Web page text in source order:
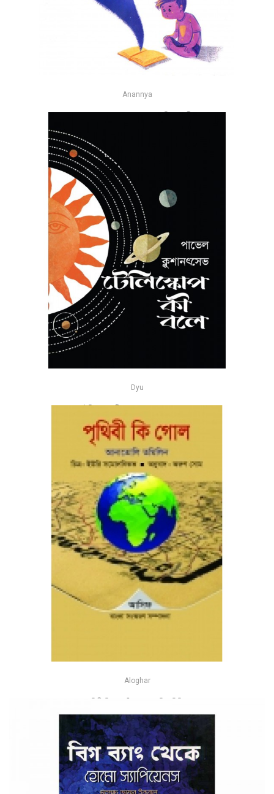
Anannya
চোখের তারায় তারার মেলা - আসিফ মেহ্‌দী
Dyu
টেলিস্কোপ কী বলে - পাভেল ক্লশানৎসেভ
৳185 ৳250 -26%
Aloghar
পৃথিবী কি গোল? - আনাতোলি তমিলিন
৳252৳350 -28%